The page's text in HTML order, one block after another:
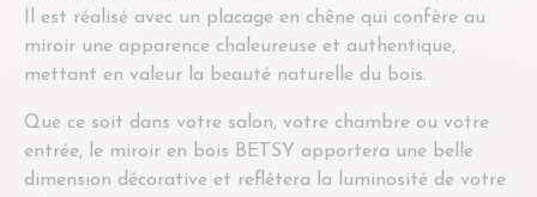
Il est réalisé avec un placage en chêne qui confère au
miroir une apparence chaleureuse et authentique,
mettant en valeur la beauté naturelle du bois.
Que ce soit dans votre salon, votre chambre ou votre
entrée, le miroir en bois BETSY apportera une belle
dimension décorative et reflétera la luminosité de votre